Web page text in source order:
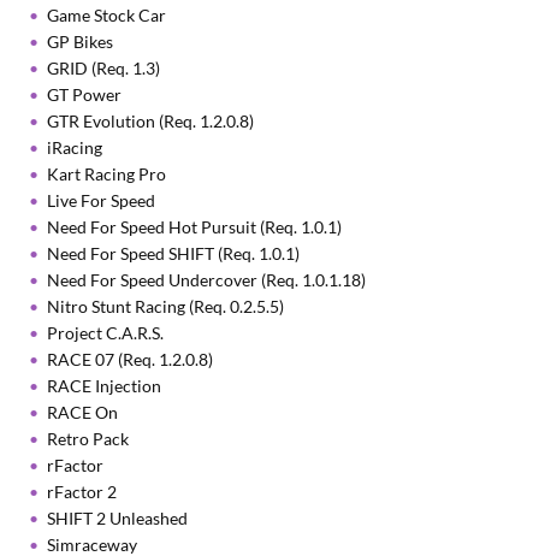
Game Stock Car
GP Bikes
GRID (Req. 1.3)
GT Power
GTR Evolution (Req. 1.2.0.8)
iRacing
Kart Racing Pro
Live For Speed
Need For Speed Hot Pursuit (Req. 1.0.1)
Need For Speed SHIFT (Req. 1.0.1)
Need For Speed Undercover (Req. 1.0.1.18)
Nitro Stunt Racing (Req. 0.2.5.5)
Project C.A.R.S.
RACE 07 (Req. 1.2.0.8)
RACE Injection
RACE On
Retro Pack
rFactor
rFactor 2
SHIFT 2 Unleashed
Simraceway